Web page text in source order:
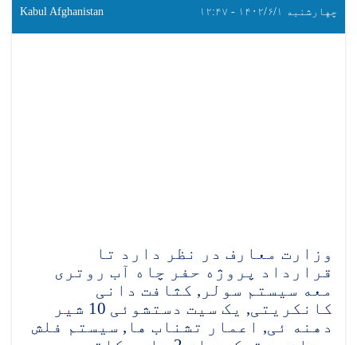
چهارشنبه ۱۴۰۲/۶/۱ - ۱۲:۴۷ Kabul Afghanistan
وزارت معارف در نظر دارد تا
قرارداد پروژه حفر چاه آب روتری
معه سیستم سولر, کثافت دانی
کانکریتی, یک سیت دستشوئی 10 شیر
دهنه ئی, اعمار تشناب ها, سیستم فلش